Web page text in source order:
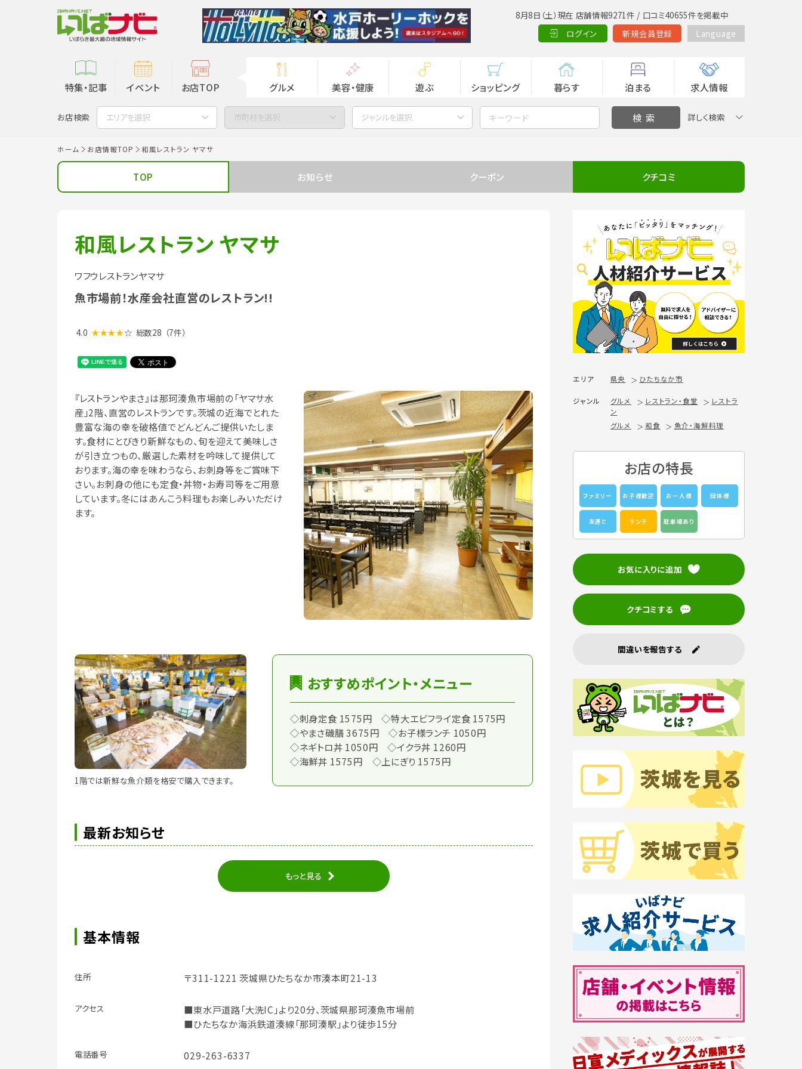
8月8日（土）現在 店舗情報9271件 / 口コミ40655件を掲載中
ログイン
新規会員登録 Language
特集・記事 イベント お店TOP グルメ 美容・健康 遊ぶ ショッピング 暮らす 泊まる 求人情報
お店検索 エリアを選択 市町村を選択 ジャンルを選択 詳しく検索
ホーム お店情報TOP 和風レストラン ヤマサ
TOP お知らせ クーポン クチコミ
和風レストラン ヤマサ
ワフウレストランヤマサ
魚市場前！水産会社直営のレストラン!!
4.0 ★★★★☆ 総数28 （7件）
『レストランやまさ』は那珂湊魚市場前の「ヤマサ水
産」2階、直営のレストランです。茨城の近海でとれた
豊富な海の幸を破格値でどんどんご提供いたしま
す。食材にとびきり新鮮なもの、旬を迎えて美味しさ
が引き立つもの、厳選した素材を吟味して提供して
おります。海の幸を味わうなら、お刺身等をご賞味下
さい。お刺身の他にも定食・丼物・お寿司等をご用意
しています。冬にはあんこう料理もお楽しみいただけ
ます。
1階では新鮮な魚介類を格安で購入できます。
おすすめポイント・メニュー
◇刺身定食 1575円 ◇特大エビフライ定食 1575円
◇やまさ磯膳 3675円 ◇お子様ランチ 1050円
◇ネギトロ丼 1050円 ◇イクラ丼 1260円
◇海鮮丼 1575円 ◇上にぎり 1575円
最新お知らせ
もっと見る
基本情報
住所 〒311-1221 茨城県ひたちなか市湊本町21-13
アクセス
■東水戸道路「大洗IC」より20分、茨城県那珂湊魚市場前
■ひたちなか海浜鉄道湊線「那珂湊駅」より徒歩15分
電話番号 029-263-6337
エリア 県央 ひたちなか市
ジャンル グルメ レストラン・食堂
レストラ
ン
グルメ
和食 魚介・海鮮料理
お店の特長
ファミリー お子様歓迎 お一人様 団体様
友達と ランチ 駐車場あり
お気に入りに追加
クチコミする
間違いを報告する